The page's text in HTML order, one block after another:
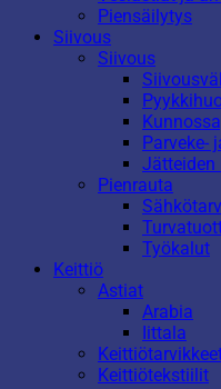
Piensäilytys
Siivous
Siivous
Parveke-
Jätteiden
Pienrauta
Työkalut
Keittiö
Astiat
Arabia
Iittala
Keittiötekstiilit